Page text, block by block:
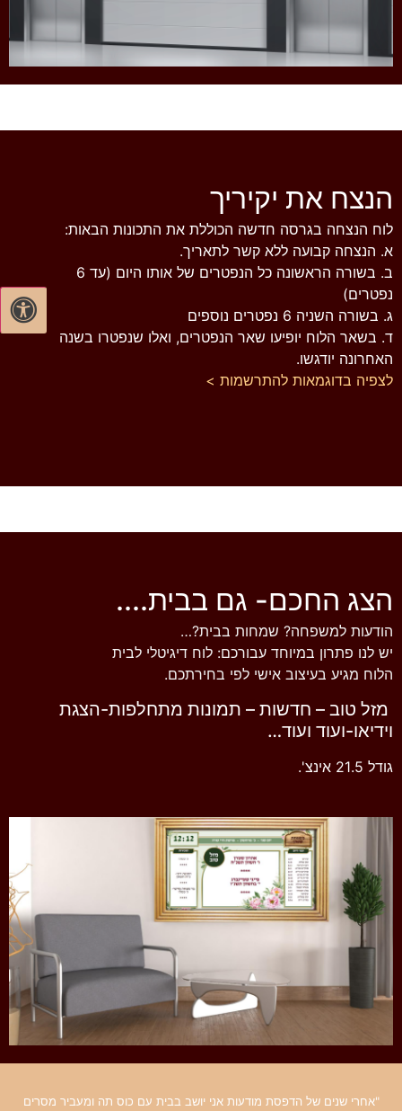
הנצח את יקיריך
לוח הנצחה בגרסה חדשה הכוללת את התכונות הבאות:
א. הנצחה קבועה ללא קשר לתאריך.
ב. בשורה הראשונה כל הנפטרים של אותו היום (עד 6
נפטרים)
ג. בשורה השניה 6 נפטרים נוספים
ד. בשאר הלוח יופיעו שאר הנפטרים, ואלו שנפטרו בשנה
האחרונה יודגשו.
לצפיה בדוגמאות להתרשמות >
הצג החכם- גם בבית....
הודעות למשפחה? שמחות בבית?…
יש לנו פתרון במיוחד עבורכם: לוח דיגיטלי לבית
הלוח מגיע בעיצוב אישי לפי בחירתכם.
מזל טוב – חדשות – תמונות מתחלפות-הצגת
וידיאו-ועוד ועוד…
גודל 21.5 אינצ'.
"אחרי שנים של הדפסת מודעות אני יושב בבית עם כוס תה ומעביר מסרים